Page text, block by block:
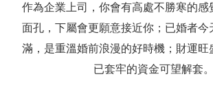
作為企業上司，你會有高處不勝寒的感
面孔，下屬會更願意接近你；已婚者今
滿，是重溫婚前浪漫的好時機；財運旺
已套牢的資金可望解套。